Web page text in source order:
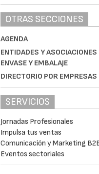
OTRAS SECCIONES
AGENDA
ENTIDADES Y ASOCIACIONES
ENVASE Y EMBALAJE
DIRECTORIO POR EMPRESAS
SERVICIOS
Jornadas Profesionales
Impulsa tus ventas
Comunicación y Marketing
Eventos sectoriales